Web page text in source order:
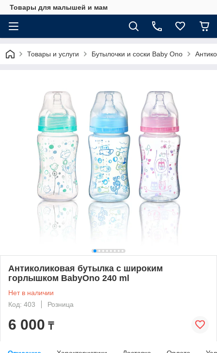
Товары для малышей и мам
Товары и услуги Бутылочки и соски Baby Ono
Антиколиковая бутылка с широким
горлышком BabyOno 240 ml
Нет в наличии
Код: 403
Розница
6 000 ₸